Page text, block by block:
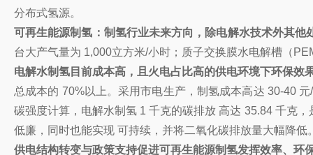
分布式氢源。
可再生能源制氢：制氢行业未来方向，除电解水技术外其他
台大产气量为 1,000立方米/小时；质子交换膜水电解槽（
电解水制氢目前成本高，且火电占比高的供电环境下环保效
总成本的 70%以上。采用市电生产，制氢成本高达 30-40
碳强度计算，电解水制氢 1 千克的碳排放 高达 35.84 千克
低廉，同时也能实现 可持续，并将二氧化碳排放量大幅降低
供电结构转变与政策支持促进可再生能源制氢发挥效率、环